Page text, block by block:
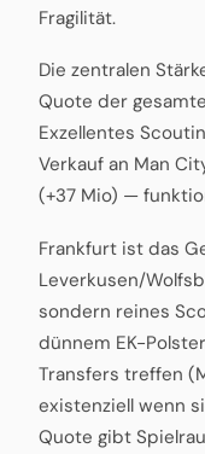
Fragilität.
Die zentralen
Quote der
Exzellentes
Verkauf an Man
(+37 Mio) —
Frankfurt ist das
Leverkusen/
sondern reines
dünnem EK-
Transfers treffen
existenziell wenn
Quote gibt